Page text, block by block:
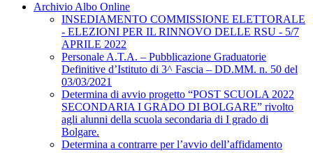
Archivio Albo Online
INSEDIAMENTO COMMISSIONE ELETTORALE
- ELEZIONI PER IL RINNOVO DELLE RSU - 5/7
APRILE 2022
Personale A.T.A. – Pubblicazione Graduatorie
Definitive d’Istituto di 3^ Fascia – DD.MM. n. 50 del
03/03/2021
Determina di avvio progetto “POST SCUOLA 2022
SECONDARIA I GRADO DI BOLGARE” rivolto
agli alunni della scuola secondaria di I grado di
Bolgare.
Determina a contrarre per l’avvio dell’affidamento